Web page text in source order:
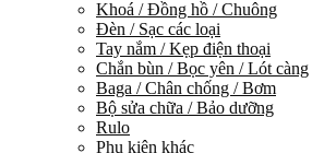
Khoá / Đồng hồ / Chuông
Đèn / Sạc các loại
Tay nắm / Kẹp điện thoại
Chắn bùn / Bọc yên / Lót càng
Baga / Chân chống / Bơm
Bộ sửa chữa / Bảo dưỡng
Rulo
Phụ kiện khác